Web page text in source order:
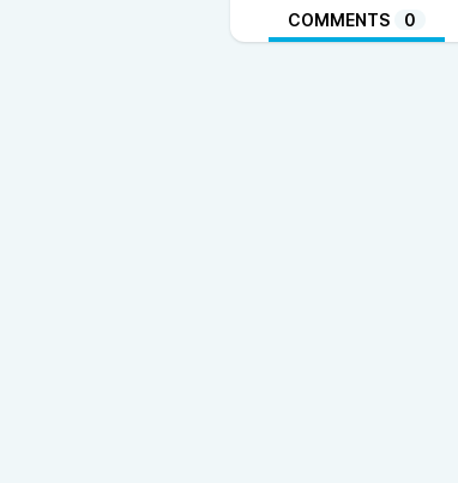
tecnológicas, sino
infraestructura de IA
COMMENTS 0